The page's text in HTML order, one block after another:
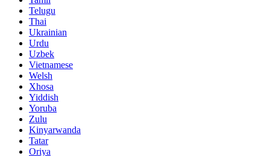
Telugu
Thai
Ukrainian
Urdu
Uzbek
Vietnamese
Welsh
Xhosa
Yiddish
Yoruba
Zulu
Kinyarwanda
Tatar
Oriya